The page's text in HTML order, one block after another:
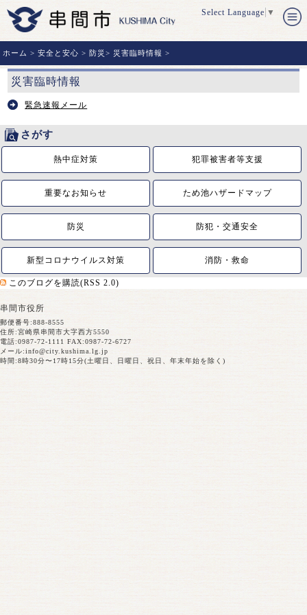
Select Language ▼
ホーム >安全と安心 >防災> 災害臨時情報 >
災害臨時情報
緊急速報メール
さがす
熱中症対策 犯罪被害者等支援
重要なお知らせ ため池ハザードマップ
防災 防犯・交通安全
新型コロナウイルス対策 消防・救命
このブログを購読(RSS 2.0)
串間市役所
郵便番号:888-8555
住所:宮崎県串間市大字西方5550
電話:0987-72-1111 FAX:0987-72-6727
メール:info@city.kushima.lg.jp
時間:8時30分〜17時15分(土曜日、日曜日、祝日、年末年始を除く)